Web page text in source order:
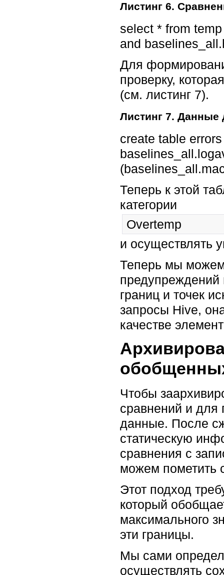
Листинг 6.
select * from
and
Для
проверку,
(см. листинг 7).
Листинг 7. Данные
create table
Теперь к этой
категории
Overtemp
и осуществлять
Теперь мы
границ и точек
запросы Hive,
качестве
Чтобы
сравнений и для
данные. После
статическую
сравнения с
можем пометить
Этот подход
который
максимального
эти границы.
Мы сами
осуществлять